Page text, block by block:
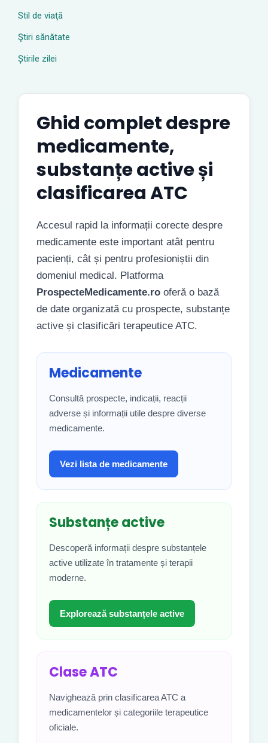
Stil de viaţă
Ştiri sănătate
Știrile zilei
Ghid complet despre
medicamente,
substanțe active și
clasificarea ATC
Accesul rapid la informații corecte despre
medicamente este important atât pentru
pacienți, cât și pentru profesioniștii din
domeniul medical. Platforma
ProspecteMedicamente.ro oferă o bază
de date organizată cu prospecte, substanțe
active și clasificări terapeutice ATC.
Medicamente
Consultă prospecte, indicații, reacții
adverse și informații utile despre diverse
medicamente.
Vezi lista de medicamente
Substanțe active
Descoperă informații despre substanțele
active utilizate în tratamente și terapii
moderne.
Explorează substanțele active
Clase ATC
Navighează prin clasificarea ATC a
medicamentelor și categoriile terapeutice
oficiale.